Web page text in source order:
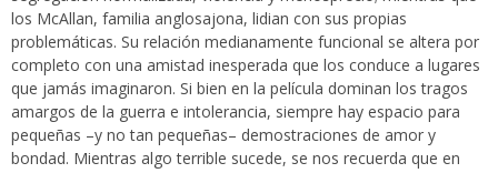
los McAllan, familia anglosajona, lidian con sus propias
problemáticas. Su relación medianamente funcional se altera por
completo con una amistad inesperada que los conduce a lugares
que jamás imaginaron. Si bien en la película dominan los tragos
amargos de la guerra e intolerancia, siempre hay espacio para
pequeñas –y no tan pequeñas– demostraciones de amor y
bondad. Mientras algo terrible sucede, se nos recuerda que en